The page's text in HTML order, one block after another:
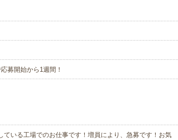
募開始から1週間！
ている工場でのお仕事です！増員により、急募です！お気